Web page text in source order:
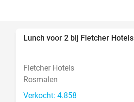
Lunch voor 2 bij Fletcher Hotels
Fletcher Hotels
Rosmalen
Verkocht: 4.858